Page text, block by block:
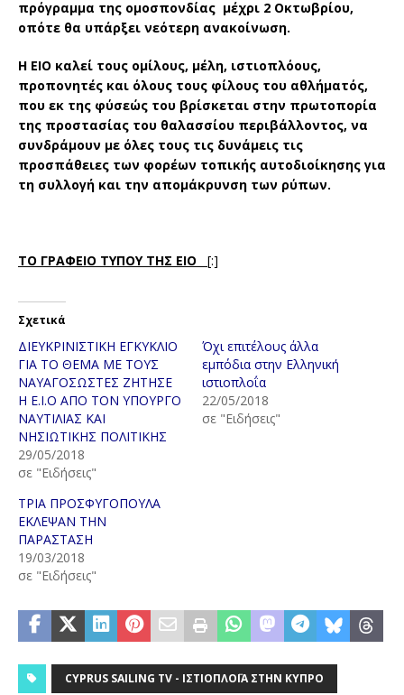
πρόγραμμα της ομοσπονδίας μέχρι 2 Οκτωβρίου,
οπότε θα υπάρξει νεότερη ανακοίνωση.
Η ΕΙΟ καλεί τους ομίλους, μέλη, ιστιοπλόους,
προπονητές και όλους τους φίλους του αθλήματός,
που εκ της φύσεώς του βρίσκεται στην πρωτοπορία
της προστασίας του θαλασσίου περιβάλλοντος, να
συνδράμουν με όλες τους τις δυνάμεις τις
προσπάθειες των φορέων τοπικής αυτοδιοίκησης για
τη συλλογή και την απομάκρυνση των ρύπων.
ΤΟ ΓΡΑΦΕΙΟ ΤΥΠΟΥ ΤΗΣ ΕΙΟ [:]
Σχετικά
ΔΙΕΥΚΡΙΝΙΣΤΙΚΗ ΕΓΚΥΚΛΙΟ
ΓΙΑ ΤΟ ΘΕΜΑ ΜΕ ΤΟΥΣ
ΝΑΥΑΓΟΣΩΣΤΕΣ ΖΗΤΗΣΕ
Η Ε.Ι.Ο ΑΠΟ ΤΟΝ ΥΠΟΥΡΓΟ
ΝΑΥΤΙΛΙΑΣ ΚΑΙ
ΝΗΣΙΩΤΙΚΗΣ ΠΟΛΙΤΙΚΗΣ
29/05/2018
σε "Ειδήσεις"
Όχι επιτέλους άλλα
εμπόδια στην Ελληνική
ιστιοπλοΐα
22/05/2018
σε "Ειδήσεις"
ΤΡΙΑ ΠΡΟΣΦΥΓΟΠΟΥΛΑ
ΕΚΛΕΨΑΝ ΤΗΝ
ΠΑΡΑΣΤΑΣΗ
19/03/2018
σε "Ειδήσεις"
CYPRUS SAILING TV - ΙΣΤΙΟΠΛΟΪ́Α ΣΤΗΝ ΚΎΠΡΟ